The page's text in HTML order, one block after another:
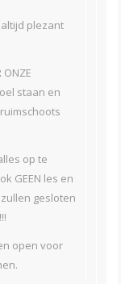
plezant
ONZE
staan en
op te
GEEN les en
gesloten
open voor